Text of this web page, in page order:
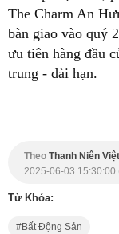
The Charm An
bàn giao vào quý
ưu tiên hàng đầu
trung - dài hạn.
Theo Thanh Niên Việt
2025-06-03 15:30:00
Từ Khóa:
Bất Động Sản